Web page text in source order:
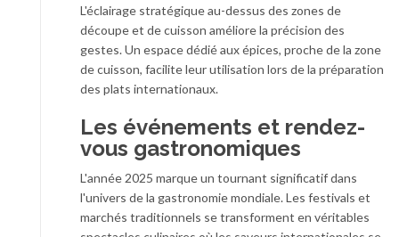
L'éclairage stratégique au-dessus des zones de
découpe et de cuisson améliore la précision des
gestes. Un espace dédié aux épices, proche de la zone
de cuisson, facilite leur utilisation lors de la préparation
des plats internationaux.
Les événements et rendez-
vous gastronomiques
L'année 2025 marque un tournant significatif dans
l'univers de la gastronomie mondiale. Les festivals et
marchés traditionnels se transforment en véritables